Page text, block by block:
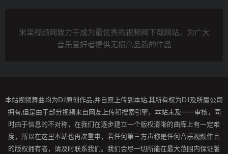
米柒视频网致力于成为最优秀的视频网下载网站，为广大
音乐爱好者提供无损高品质的作品
本站视频舞曲均为DJ原创作品,并自愿上传到本站,其所有权为DJ及所属公司
拥有,但是由于部分视频来自网友上传和搜索引擎，本站未及一一审核，同
时由于信息的不对称，在我们在逐步建立一个版权清晰的曲库上有一定难
度，所以在这里本站也再次重申，若任何第三方声称是任何音乐视频作品
的版权拥有者，请及时联系我们。我们会尽一切所能在最大范围内保证版